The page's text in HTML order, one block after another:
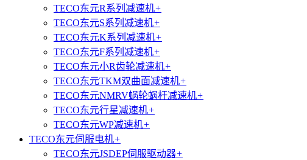
TECO东元R系列减速机+
TECO东元S系列减速机+
TECO东元K系列减速机+
TECO东元F系列减速机+
TECO东元小R齿轮减速机+
TECO东元TKM双曲面减速机+
TECO东元NMRV蜗轮蜗杆减速机+
TECO东元行星减速机+
TECO东元WP减速机+
TECO东元伺服电机+
TECO东元JSDEP伺服驱动器+